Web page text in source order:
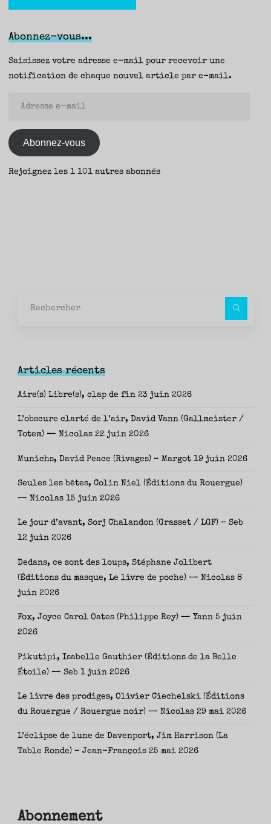
Abonnez-vous...
Saisissez votre adresse e-mail pour recevoir une
notification de chaque nouvel article par e-mail.
mail
Abonnez-vous
Rejoignez les 1 101 autres abonnés
Articles récents
Aire(s) Libre(s), clap de fin 23 juin 2026
L’obscure clarté de l’air, David Vann (Gallmeister /
Totem) — Nicolas 22 juin 2026
Munichs, David Peace (Rivages) – Margot 19 juin 2026
Seules les bêtes, Colin Niel (Éditions du Rouergue)
— Nicolas 15 juin 2026
Le jour d’avant, Sorj Chalandon (Grasset / LGF) – Seb
12 juin 2026
Dedans, ce sont des loups, Stéphane Jolibert
(Éditions du masque, Le livre de poche) — Nicolas 8
juin 2026
Fox, Joyce Carol Oates (Philippe Rey) — Yann 5 juin
2026
Pikutipi, Isabelle Gauthier (Éditions de la Belle
Étoile) — Seb 1 juin 2026
Le livre des prodiges, Olivier Ciechelski (Éditions
du Rouergue / Rouergue noir) — Nicolas 29 mai 2026
L’éclipse de lune de Davenport, Jim Harrison (La
Table Ronde) – Jean-François 25 mai 2026
Abonnement